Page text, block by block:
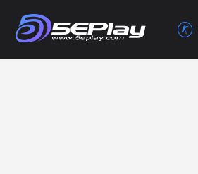
